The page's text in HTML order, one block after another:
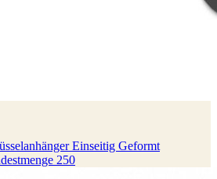
Einseitig Geformt
250